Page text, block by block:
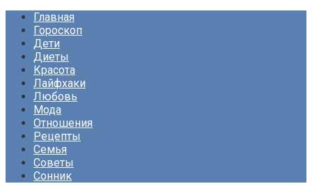
Главная
Гороскоп
Дети
Диеты
Красота
Лайфхаки
Любовь
Мода
Отношения
Рецепты
Семья
Советы
Сонник